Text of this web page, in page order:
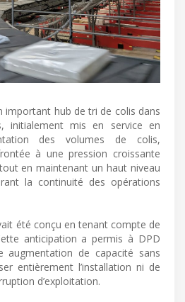
important hub de tri de colis dans
initialement mis en service en
des volumes de colis,
à une pression croissante
en maintenant un haut niveau
la continuité des opérations
été conçu en tenant compte de
anticipation a permis à DPD
augmentation de capacité sans
entièrement l’installation ni de
d’exploitation.